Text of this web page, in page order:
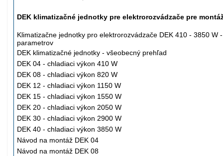
DEK klimatizačné jednotky pre elektrorozvádzače pre
Klimatizačne jednotky pro elektrorozvádzače DEK 410 - 3850 W
parametrov
DEK klimatizačné jednotky - všeobecný prehľad
DEK 04 - chladiaci výkon 410 W
DEK 08 - chladiaci výkon 820 W
DEK 12 - chladiaci výkon 1150 W
DEK 15 - chladiaci výkon 1550 W
DEK 20 - chladiaci výkon 2050 W
DEK 30 - chladiaci výkon 2900 W
DEK 40 - chladiaci výkon 3850 W
Návod na montáž DEK 04
Návod na montáž DEK 08